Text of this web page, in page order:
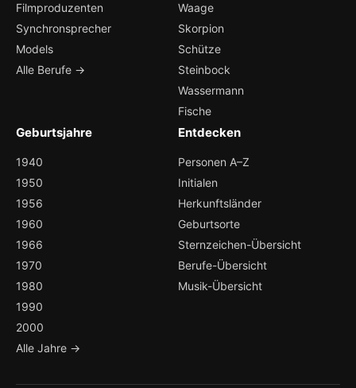
Filmproduzenten
Synchronsprecher
Models
Alle Berufe →
Waage
Skorpion
Schütze
Steinbock
Wassermann
Fische
Geburtsjahre
1940
1950
1956
1960
1966
1970
1980
1990
2000
Alle Jahre →
Entdecken
Personen A–Z
Initialen
Herkunftsländer
Geburtsorte
Sternzeichen-Übersicht
Berufe-Übersicht
Musik-Übersicht